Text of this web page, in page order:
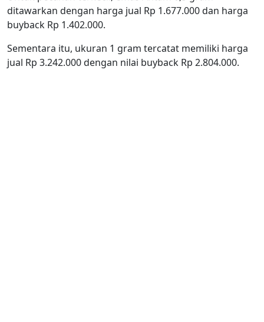
ditawarkan dengan harga jual Rp 1.677.000 dan harga
buyback Rp 1.402.000.
Sementara itu, ukuran 1 gram tercatat memiliki harga
jual Rp 3.242.000 dengan nilai buyback Rp 2.804.000.